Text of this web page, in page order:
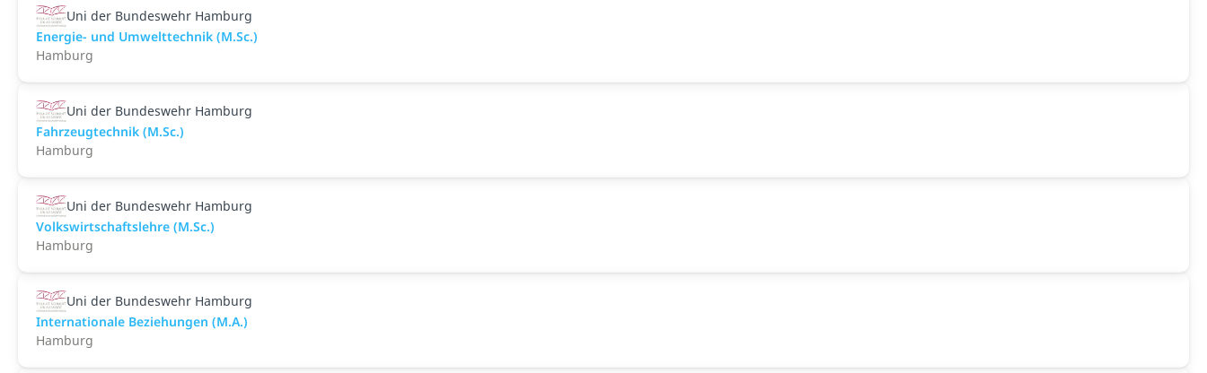
Uni der Bundeswehr Hamburg
Energie- und Umwelttechnik (M.Sc.)
Hamburg
Uni der Bundeswehr Hamburg
Fahrzeugtechnik (M.Sc.)
Hamburg
Uni der Bundeswehr Hamburg
Volkswirtschaftslehre (M.Sc.)
Hamburg
Uni der Bundeswehr Hamburg
Internationale Beziehungen (M.A.)
Hamburg